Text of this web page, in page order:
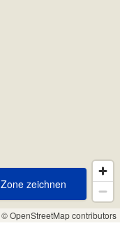
© OpenStreetMap contributors
Zone zeichnen
Zone zeichnen